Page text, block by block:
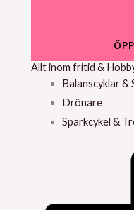
Allt inom fritid &
Balanscyklar &
Drönare
Sparkcykel &